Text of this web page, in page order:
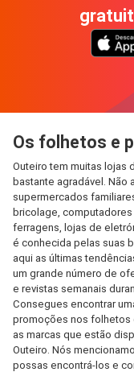
Os folhetos e
Outeiro tem muitas lojas
bastante agradável. Não
supermercados
bricolage,
ferragens, lojas de
é conhecida pelas suas
aqui as últimas
um grande número de
e revistas semanais
Consegues encontrar
promoções nos folhetos
as marcas que estão
Outeiro. Nós
possas encontrá-los e